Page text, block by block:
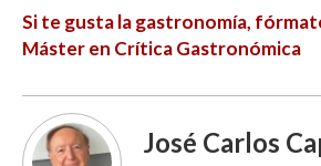
Si te gusta la gastronomía,
Máster en Crítica Gastronómica
José Carlos